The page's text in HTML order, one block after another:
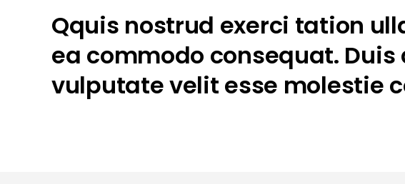
Qquis nostrud exerci tation
ea commodo consequat.
vulputate velit esse molestie